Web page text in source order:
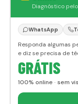
Diagnóstico
WhatsApp
Responda algumas
e diz se precisa de
GRÁTIS
100% online · sem